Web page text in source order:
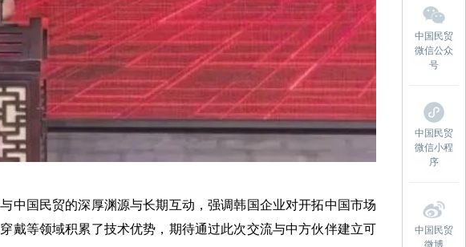
中国民贸的深厚渊源与长期互动，强调韩国企业对开拓中国市场
戴等领域积累了技术优势，期待通过此次交流与中方伙伴建立可
中国民贸
微信公众
号
中国民贸
微信小程
序
中国民贸
微博